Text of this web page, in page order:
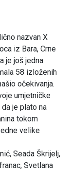
nazvan X
iz Bara, Crne
je još jedna
58 izloženih
očekivanja.
umjetničke
je plato na
tokom
velike
Seada Škrijelj,
Svetlana